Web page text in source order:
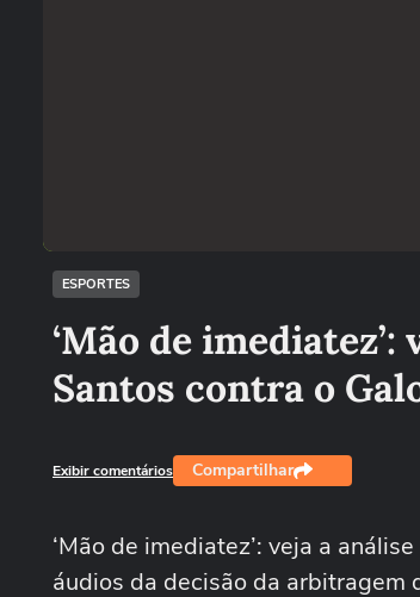
ESPORTES
‘Mão de
Santos contra o
Exibir comentários Compartilhar
‘Mão de imediatez’: veja a
áudios da decisão da arbitragem